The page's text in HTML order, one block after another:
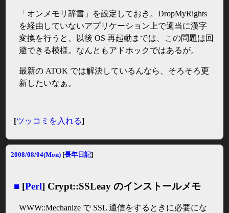
「オンメモリ辞書」を設定しておき。DropMyRights
を経由していないアプリケーション上で適当に漢字
変換を行うと、以後 OS 再起動までは、この問題は回
避できる模様。なんともアドホックではあるが。
最新の ATOK では解決しているんなら、そろそろ更
新したいなぁ。
[ツッコミを入れる]
2008/08/04(Mon) [長年日記]
■ [Perl] Crypt::SSLeay のインストールメモ
WWW::Mechanize で SSL 通信をするときに必要にな